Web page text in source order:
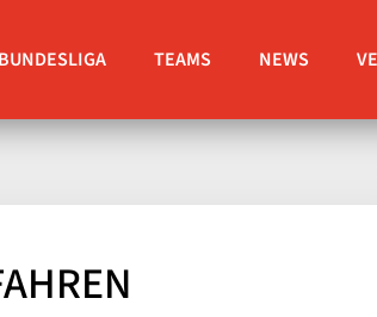
TEAMS NEWS